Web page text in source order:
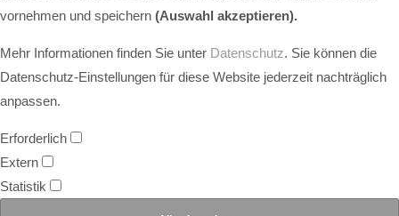
vornehmen und speichern (Auswahl akzeptieren).
Mehr Informationen finden Sie unter Datenschutz. Sie können die
Datenschutz-Einstellungen für diese Website jederzeit nachträglich
anpassen.
Erforderlich
Extern
Statistik